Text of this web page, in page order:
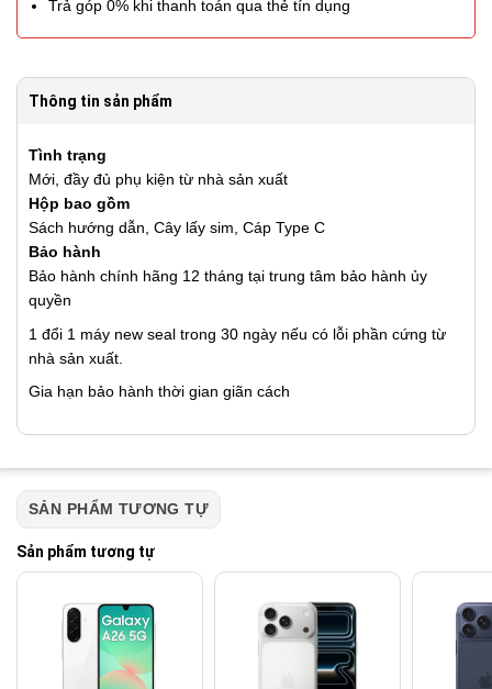
Trả góp 0% khi thanh toán qua thẻ tín dụng
Thông tin sản phẩm
Tình trạng
Mới, đầy đủ phụ kiện từ nhà sản xuất
Hộp bao gồm
Sách hướng dẫn, Cây lấy sim, Cáp Type C
Bảo hành
Bảo hành chính hãng 12 tháng tại trung tâm bảo hành ủy
quyền
1 đổi 1 máy new seal trong 30 ngày nếu có lỗi phần cứng từ
nhà sản xuất.
Gia hạn bảo hành thời gian giãn cách
SẢN PHẨM TƯƠNG TỰ
Sản phẩm tương tự